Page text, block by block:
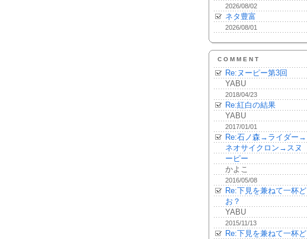
2026/08/02
ネタ豊富
2026/08/01
COMMENT
Re:ヌーピー第3回
YABU
2018/04/23
Re:紅白の結果
YABU
2017/01/01
Re:石ノ森→ライダー→
ネオサイクロン→スヌ
ーピー
かよこ
2016/05/08
Re:下見を兼ねて一杯ど
お？
YABU
2015/11/13
Re:下見を兼ねて一杯ど